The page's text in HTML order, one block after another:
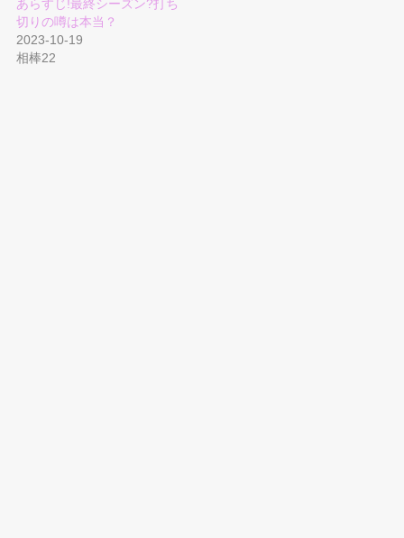
あらすじ!最終シーズン?打ち
切りの噂は本当？
2023-10-19
相棒22